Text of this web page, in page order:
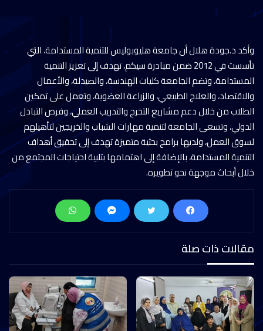
وأكد د.جودة هلال أن جامعة هليوبوليس للتنمية المستدامة، التي
تأسست في 2012 ضمن مبادرة سيكم، تهدف إلى تعزيز التنمية
المستدامة، وتضم الجامعة كليات الهندسة، والصيدلة، والأعمال
والاقتصاد، والعلاج الطبيعي، والزراعة العضوية، وتعمل على تمكين
الطلاب من خلال دعم مشاريع التخرج والتدريب العملي، وفرص التبادل
الدولي، وتسعى الجامعة لتنمية مهارات الشباب والخريجين لتأهيلهم
لسوق العمل، ولديها برامج بحثية متميزة تهدف إلى تحقيق أهداف
التنمية المستدامة، بالإضافة إلى اهتمامها بتلبية احتياجات المجتمع من
خلال أبحاث موجهة نحو تطويره.
مقالات ذات صلة